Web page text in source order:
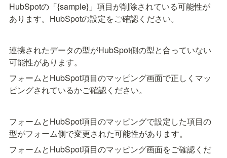
HubSpotの「{sample}」項目が削除されている可能性が
あります。HubSpotの設定をご確認ください。
連携されたデータの型がHubSpot側の型と合っていない
可能性があります。
フォームとHubSpot項目のマッピング画面で正しくマッ
ピングされているかご確認ください。
フォームとHubSpot項目のマッピングで設定した項目の
型がフォーム側で変更された可能性があります。
フォームとHubSpot項目のマッピング画面をご確認くだ